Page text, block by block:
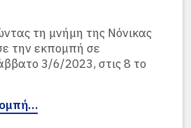
τη μνήμη της Νόνικας
την εκπομπή σε
3/6/2023, στις 8 το